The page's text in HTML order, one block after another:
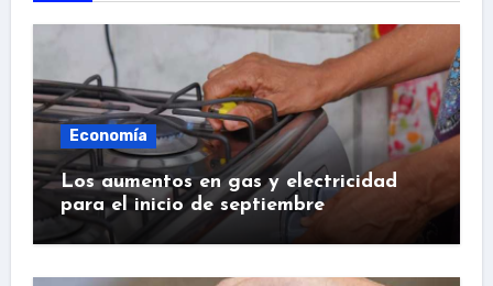
Economía
Los aumentos en gas y electricidad
para el inicio de septiembre